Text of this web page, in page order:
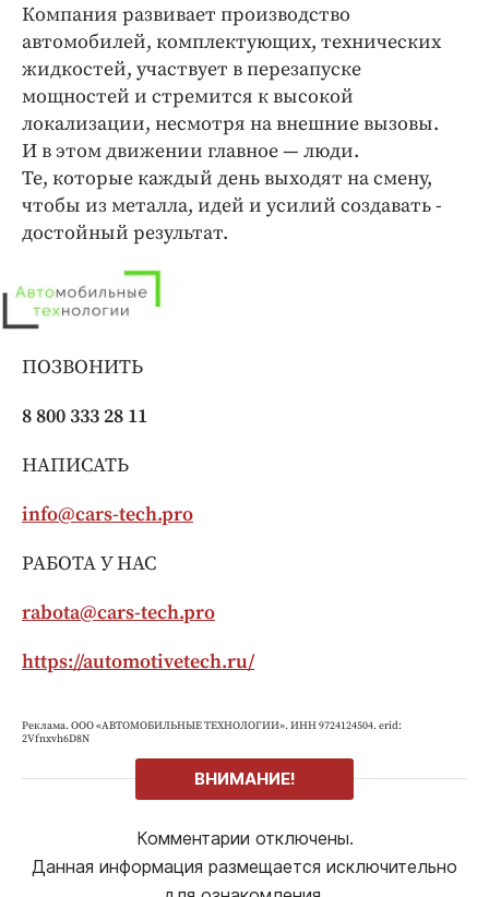
Компания развивает производство
автомобилей, комплектующих, технических
жидкостей, участвует в перезапуске
мощностей и стремится к высокой
локализации, несмотря на внешние вызовы.
И в этом движении главное — ​люди.
Те, которые каждый день выходят на смену,
чтобы из металла, идей и усилий создавать ­
достойный результат.
ПОЗВОНИТЬ
8 800 333 28 11
НАПИСАТЬ
info@cars-tech.pro
РАБОТА У НАС
rabota@cars-tech.pro
https://automotivetech.ru/
Реклама. ООО «АВТОМОБИЛЬНЫЕ ТЕХНОЛОГИИ». ИНН 9724124504. erid:
2Vfnxvh6D8N
ВНИМАНИЕ!
Комментарии отключены.
Данная информация размещается исключительно